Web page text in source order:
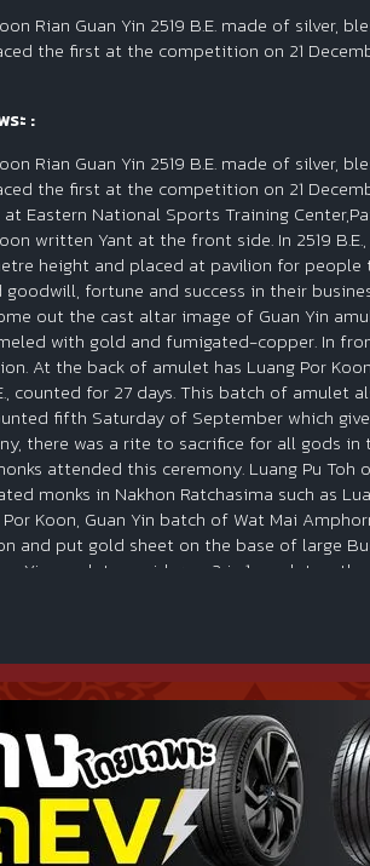
Rian Guan Yin 2519 B.E. made of silver,
the first at the competition on 21
ระ :
Rian Guan Yin 2519 B.E. made of silver,
the first at the competition on 21
Eastern National Sports Training
written Yant at the front side. In 2519
height and placed at pavilion for
goodwill, fortune and success in their
out the cast altar image of Guan Yin
with gold and fumigated-copper. In
At the back of amulet has Luang Por
counted for 27 days. This batch of amulet
fifth Saturday of September which
there was a rite to sacrifice for all gods
attended this ceremony. Luang Pu
monks in Nakhon Ratchasima such as
Por Koon, Guan Yin batch of Wat Mai
and put gold sheet on the base of large
Yin amulet consider as 2 in 1 amulet as
+6684-700-6873. Or at WeChat, LINE.
ได้ที่๑ งานประกวดพระเครื่องจัดโดยเมืองพัทย
องพัทยา จังหวัดชลบุรี เมื่อปี พ.ศ. ๒๕๑๙ ทางวัดใ
ประดิษฐานบนศาลาการเปรียญเพื่อให้ประชาชนไ
งเรืองโดยทั่วหน้ากัน และเพื่อให้ประชาชนมีโอกา
เป็นเหรียญรูปไข่หูในตัว มีด้วยกัน ๔ เนื้อ ได้แก่ ทอ
นเต็มองค์ จารึกอักขระซึ่งมีอานุภาพบำบัดและป้
ารนี้ทางวัดใหม่อัมพร ได้ขอให้หลวงพ่อคูณแผ่เมต